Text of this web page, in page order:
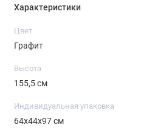
Характеристики
Цвет
Графит
Высота
155,5 см
Индивидуальная упаковка
64х44х97 см